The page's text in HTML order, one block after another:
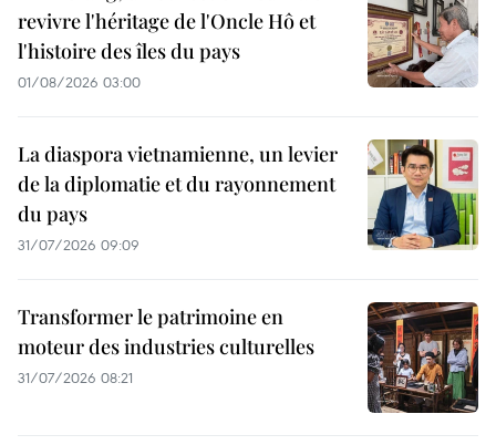
revivre l'héritage de l'Oncle Hô et
l'histoire des îles du pays
01/08/2026 03:00
La diaspora vietnamienne, un levier
de la diplomatie et du rayonnement
du pays
31/07/2026 09:09
Transformer le patrimoine en
moteur des industries culturelles
31/07/2026 08:21